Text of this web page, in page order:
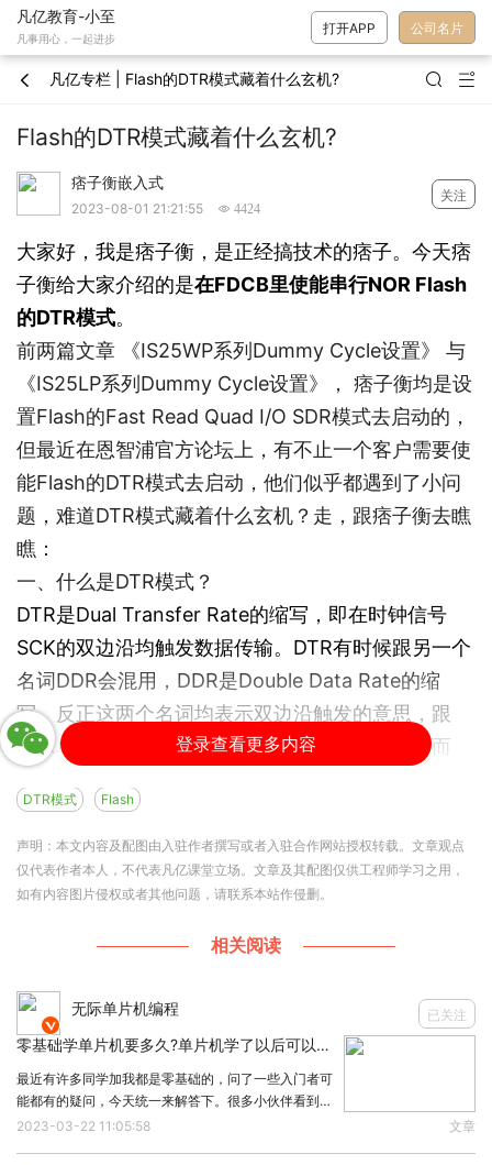
凡亿教育-小至
凡事用心，一起进步
打开APP 公司名片
 凡亿专栏 | Flash的DTR模式藏着什么玄机?  
Flash的DTR模式藏着什么玄机?
痞子衡嵌入式
2023-08-01 21:21:55  4424
关注
大家好，我是痞子衡，是正经搞技术的痞子。今天痞
子衡给大家介绍的是在FDCB里使能串行NOR Flash
的DTR模式。
前两篇文章
《IS25WP系列Dummy Cycle设置》
与
《IS25LP系列Dummy Cycle设置》
， 痞子衡均是设
置Flash的Fast Read Quad I/O SDR模式去启动的，
但最近在恩智浦官方论坛上，有不止一个客户需要使
能Flash的DTR模式去启动，他们似乎都遇到了小问
题，难道DTR模式藏着什么玄机？走，跟痞子衡去瞧
瞧：
一、什么是DTR模式？
DTR是Dual Transfer Rate的缩写，即在时钟信号
SCK的双边沿均触发数据传输。DTR有时候跟另一个
名词DDR会混用，DDR是Double Data Rate的缩
写，反正这两个名词均表示双边沿触发的意思，跟
SDR单边沿触发相比快了一倍（同等SCK频率下而
介绍SDR模块与DDR模式的区别：
1.1 FlexSPI的DTR输入输出
下图是FlexSPI的输入时序图（FlexSPI从Flash读取
在DQS的下沿才会去锁存一次SIO上的数据。右边是
锁存一次SIO上的数据。注意不管是SDR模块还是
DDR模式，DQS信号都是与SCK同频的。
Note: 关于DQS信号的意义，可以去看痞子衡的旧文
《串行NOR Flash的DQS信号功能简介》，FlexSPI
登录查看更多内容
DTR模式 Flash
声明：本文内容及配图由入驻作者撰写或者入驻合作网站授权转载。文章观点
仅代表作者本人，不代表凡亿课堂立场。文章及其配图仅供工程师学习之用，
如有内容图片侵权或者其他问题，请联系本站作侵删。
相关阅读

无际单片机编程 已关注
零基础学单片机要多久?单片机学了以后可以干嘛?
最近有许多同学加我都是零基础的，问了一些入门者可
能都有的疑问，今天统一来解答下。很多小伙伴看到网
路上流传的单片机很难啊，又要硬件又要编程，就望而
2023-03-22 11:05:58 文章